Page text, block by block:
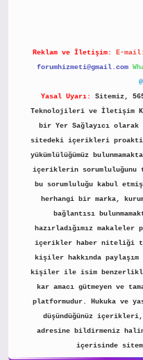
Reklam ve İletişim: E-
forumhizmeti@gmail.com
Yasal Uyarı:
Sitemiz,
Teknolojileri ve İletişim
bir Yer Sağlayıcı olarak
sitedeki içerikleri proaktif
yükümlülüğümüz
içeriklerin sorumluluğunu
bu sorumluluğu kabul
herhangi bir marka,
bağlantısı
hazırladığımız
içerikler haber niteliği
kişiler hakkında paylaşım
kişiler ile isim
kar amacı gütmeyen ve
platformudur. Hukuka ve
düşündüğünüz içerikleri,
adresine bildirmeniz
içerisinde